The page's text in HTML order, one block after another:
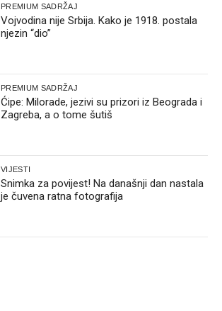
PREMIUM SADRŽAJ
Vojvodina nije Srbija. Kako je 1918. postala
njezin “dio”
PREMIUM SADRŽAJ
Ćipe: Milorade, jezivi su prizori iz Beograda i
Zagreba, a o tome šutiš
VIJESTI
Snimka za povijest! Na današnji dan nastala
je čuvena ratna fotografija